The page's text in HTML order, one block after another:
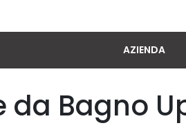
AZIENDA
da Bagno